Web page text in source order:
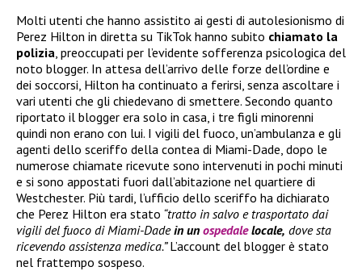
Molti utenti che hanno assistito ai gesti di autolesionismo di
Perez Hilton in diretta su TikTok hanno subito chiamato la
polizia , preoccupati per l’evidente sofferenza psicologica del
noto blogger. In attesa dell’arrivo delle forze dell’ordine e
dei soccorsi, Hilton ha continuato a ferirsi, senza ascoltare i
vari utenti che gli chiedevano di smettere. Secondo quanto
riportato il blogger era solo in casa, i tre figli minorenni
quindi non erano con lui. I vigili del fuoco, un’ambulanza e gli
agenti dello sceriffo della contea di Miami-Dade, dopo le
numerose chiamate ricevute sono intervenuti in pochi minuti
e si sono appostati fuori dall’abitazione nel quartiere di
Westchester. Più tardi, l’ufficio dello sceriffo ha dichiarato
che Perez Hilton era stato “tratto in salvo e trasportato dai
vigili del fuoco di Miami-Dadein un ospedalelocale, dove sta
ricevendo assistenza medica.”L’account del blogger è stato
nel frattempo sospeso.